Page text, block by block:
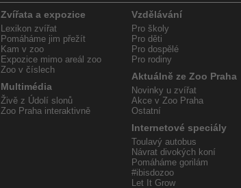
Zvířata a expozice
Lexikon zvířat
Pomáháme jim přežít
Kam v zoo
Expozice mimo areál zoo
Zoo v číslech
Multimédia
Živě z Údolí slonů
Zoo Praha interaktivně
Vzdělávání
Pro školy
Pro děti
Pro dospělé
Pro rodiny
Aktuálně ze Zoo Praha
Novinky u zvířat
Akce v Zoo Praha
Ostatní
Internetové speciály
Toulavý autobus
Návrat divokých koní
Pomáháme gorilám
#ibisdozoo
Let It Grow